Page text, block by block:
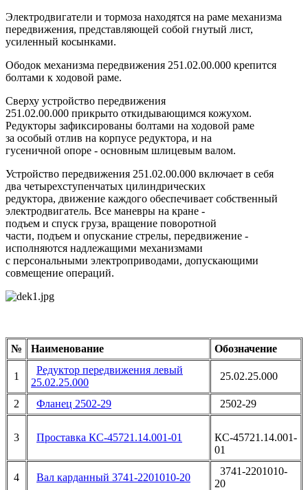
Электродвигатели и тормоза находятся на раме механизма
передвижения, представляющей собой гнутый лист,
усиленный косынками.
Ободок механизма передвижения 251.02.00.000 крепится
болтами к ходовой раме.
Сверху устройство передвижения
251.02.00.000 прикрыто откидывающимся кожухом.
Редукторы зафиксированы болтами на ходовой раме
за особый отлив на корпусе редуктора, и на
гусеничной опоре - основным шлицевым валом.
Устройство передвижения 251.02.00.000 включает в себя
два четырехступенчатых цилиндрических
редуктора, движение каждого обеспечивает собственный
электродвигатель. Все маневры на кране -
подъем и спуск груза, вращение поворотной
части, подъем и опускание стрелы, передвижение -
исполняются надлежащими механизмами
с персональными электроприводами, допускающими
совмещение операций.
№ Наименование Обозначение
1
Редуктор передвижения левый
25.02.25.000
25.02.25.000
2 Фланец 2502-29 2502-29
3 Проставка КС-45721.14.001-01
КС-45721.14.001-
01
4 Вал карданный 3741-2201010-20
3741-2201010-
20